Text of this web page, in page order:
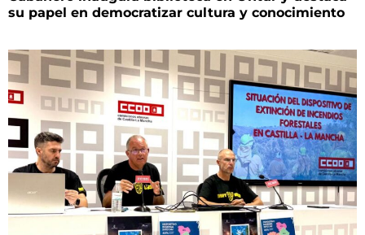
su papel en democratizar cultura y conocimiento